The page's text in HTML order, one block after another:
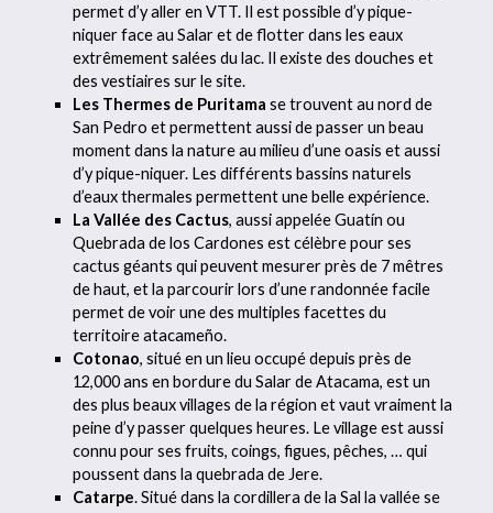
permet d’y aller en VTT. Il est possible d’y pique-
niquer face au Salar et de flotter dans les eaux
extrêmement salées du lac. Il existe des douches et
des vestiaires sur le site.
Les Thermes de Puritamase trouvent au nord de
San Pedro et permettent aussi de passer un beau
moment dans la nature au milieu d’une oasis et aussi
d’y pique-niquer. Les différents bassins naturels
d’eaux thermales permettent une belle expérience.
La Vallée des Cactus, aussi appelée Guatín ou
Quebrada de los Cardones est célèbre pour ses
cactus géants qui peuvent mesurer près de 7 mêtres
de haut, et la parcourir lors d’une randonnée facile
permet de voir une des multiples facettes du
territoire atacameño.
Cotonao, situé en un lieu occupé depuis près de
12,000 ans en bordure du Salar de Atacama, est un
des plus beaux villages de la région et vaut vraiment la
peine d’y passer quelques heures. Le village est aussi
connu pour ses fruits, coings, figues, pêches, … qui
poussent dans la quebrada de Jere.
Catarpe. Situé dans la cordillera de la Sal la vallée se